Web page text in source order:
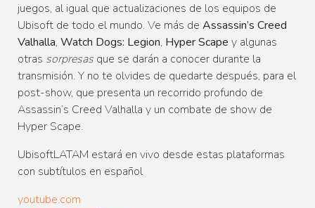
juegos, al igual que actualizaciones de los equipos de
Ubisoft de todo el mundo. Ve más de Assassin’s Creed
Valhalla, Watch Dogs: Legion, Hyper Scape y algunas
otras sorpresas que se darán a conocer durante la
transmisión. Y no te olvides de quedarte después, para el
post-show, que presenta un recorrido profundo de
Assassin’s Creed Valhalla y un combate de show de
Hyper Scape.
UbisoftLATAM estará en vivo desde estas plataformas
con subtítulos en español
youtube.com